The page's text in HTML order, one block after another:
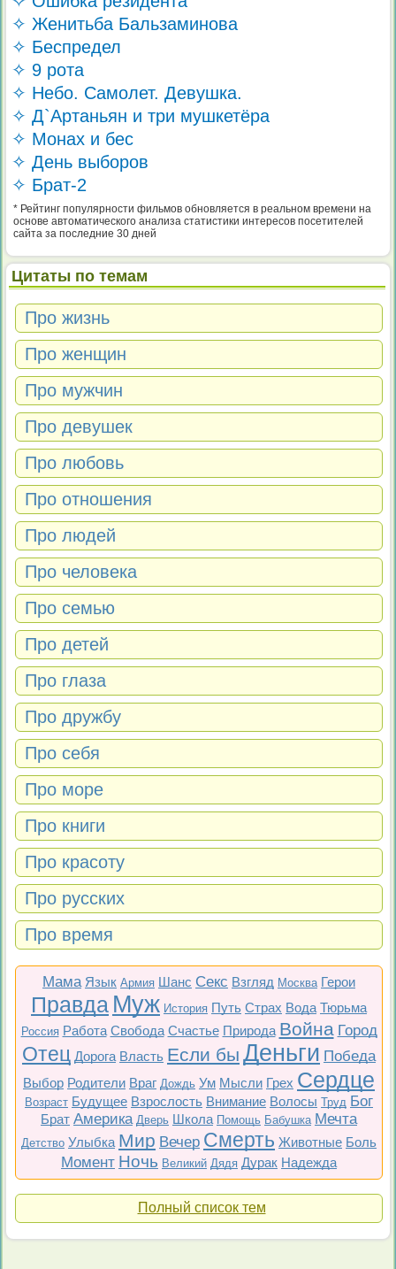
✧ Женитьба Бальзаминова
✧ Беспредел
✧ 9 рота
✧ Небо. Самолет. Девушка.
✧ Д`Артаньян и три мушкетёра
✧ Монах и бес
✧ День выборов
✧ Брат-2
* Рейтинг популярности фильмов обновляется в реальном времени на
основе автоматического анализа статистики интересов посетителей
сайта за последние 30 дней
Цитаты по темам
Про жизнь
Про женщин
Про мужчин
Про девушек
Про любовь
Про отношения
Про людей
Про человека
Про семью
Про детей
Про глаза
Про дружбу
Про себя
Про море
Про книги
Про красоту
Про русских
Про время
Мама Язык Армия Шанс Секс Взгляд Москва Герои
Правда Муж История Путь Страх Вода Тюрьма
Россия Работа Свобода Счастье Природа Война Город
Отец Дорога Власть Если бы Деньги Победа
Выбор Родители Враг Дождь Ум Мысли Грех Сердце
Возраст Будущее Взрослость Внимание Волосы Труд Бог
Брат Америка Дверь Школа Помощь Бабушка Мечта
Детство Улыбка Мир Вечер Смерть Животные Боль
Момент Ночь Великий Дядя Дурак Надежда
Полный список тем